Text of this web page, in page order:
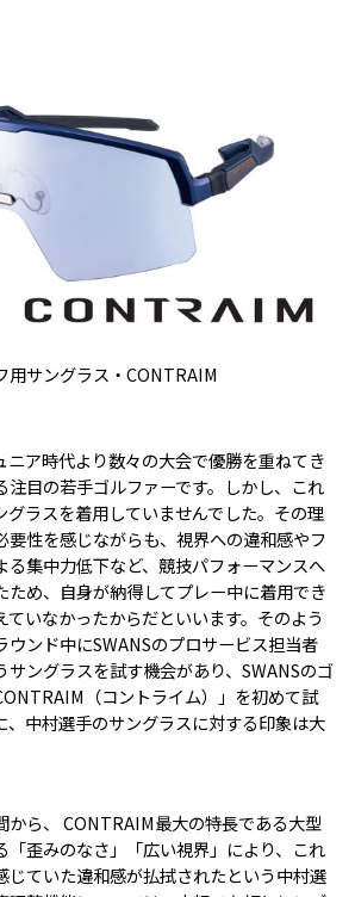
用サングラス・CONTRAIM
ア時代より数々の大会で優勝を重ねてき
注目の若手ゴルファーです。しかし、これ
グラスを着用していませんでした。その理
要性を感じながらも、視界への違和感やフ
る集中力低下など、競技パフォーマンスへ
ため、自身が納得してプレー中に着用でき
ていなかったからだといいます。そのよう
ウンド中にSWANSのプロサービス担当者
サングラスを試す機会があり、SWANSのゴ
（コントライム）」を初めて試
、中村選手のサングラスに対する印象は大
ら、 CONTRAIM最大の特長である大型
「歪みのなさ」「広い視界」により、これ
じていた違和感が払拭されたという中村選